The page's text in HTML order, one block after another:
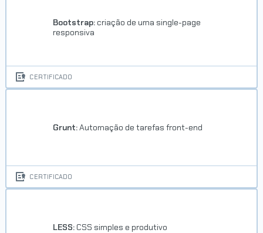
Bootstrap: criação de uma single-page
responsiva
CERTIFICADO
Grunt:Automação de tarefas front-end
CERTIFICADO
LESS: CSS simples e produtivo